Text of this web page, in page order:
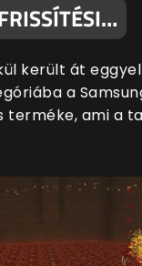
került át
a
terméke, ami a